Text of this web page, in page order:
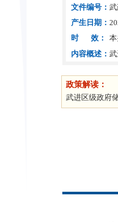
文件编号：
产生日期：
时 效：
本
内容概述：
政策解读：
武进区级政府